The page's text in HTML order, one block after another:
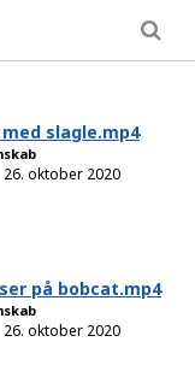
slagle.mp4
26. oktober 2020
på bobcat.mp4
26. oktober 2020